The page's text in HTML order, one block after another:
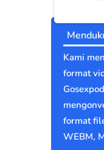
Kami
format
format
WEBM,